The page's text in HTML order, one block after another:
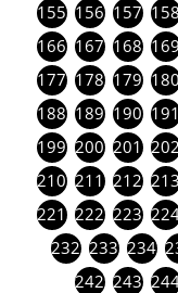
155 156 157
166 167 168
177 178 179
188 189 190
199 200 201
210 211 212
221 222 223
232 233 234
242 243